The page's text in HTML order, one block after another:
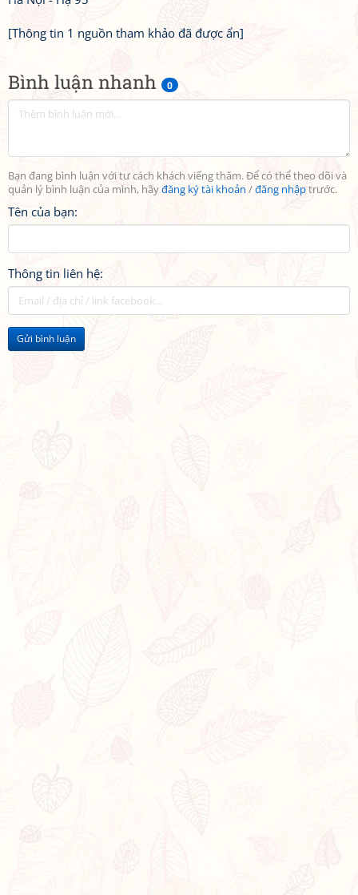
Bình luận nhanh 0
Bạn đang bình luận với tư cách khách viếng thăm. Để có thể theo dõi và
quản lý bình luận của mình, hãyđăng ký tài khoản /đăng nhậptrước.
Tên của bạn:
Thông tin liên hệ:
Gửi bình luận
[Thông tin 1 nguồn tham khảo đã được ẩn]